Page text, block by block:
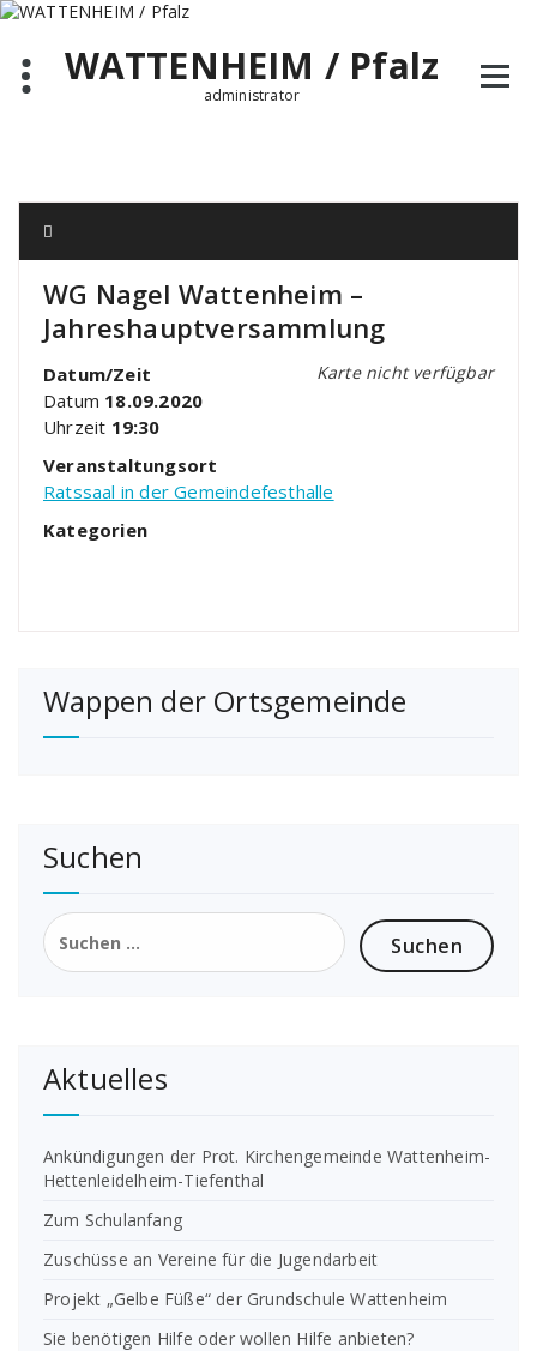
Zum
springenWATTENHEIM / Pfalz
administrator
WG Nagel Wattenheim –
Jahreshauptversammlung
Karte nicht verfügbar
Datum/Zeit
Datum 18.09.2020
Uhrzeit 19:30
Veranstaltungsort
Ratssaal in der Gemeindefesthalle
Kategorien
Wappen der Ortsgemeinde
Suchen
Suchen
nach:
Aktuelles
Ankündigungen der Prot. Kirchengemeinde Wattenheim-
Hettenleidelheim-Tiefenthal
Zum Schulanfang
Zuschüsse an Vereine für die Jugendarbeit
Projekt „Gelbe Füße“ der Grundschule Wattenheim
Sie benötigen Hilfe oder wollen Hilfe anbieten?